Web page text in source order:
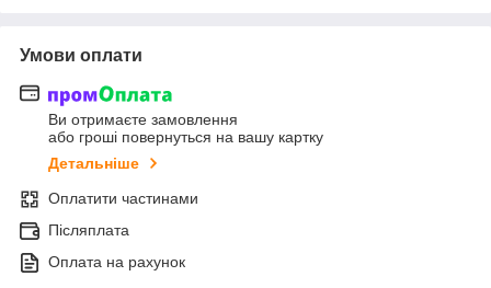
Умови оплати
Ви отримаєте замовлення
або гроші повернуться на вашу картку
Детальніше
Оплатити частинами
Післяплата
Оплата на рахунок